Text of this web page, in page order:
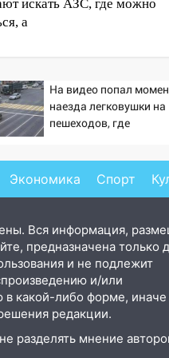
искать АЗС, где можно
а
На видео попал
наезда легковушки на
пешеходов, где
06/08/2026 – Новости
Экономика Спорт
Вся информация,
предназначена только
и не подлежит
и/или
в какой-либо форме, иначе
редакции.
разделять мнение